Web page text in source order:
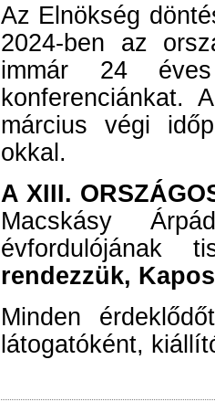
Az Elnökség
2024-ben az
immár 24 éves
konferenciánkat.
március végi
okkal.
A XIII.
Macskásy
évfordulójának
rendezzük,
Minden
látogatóként,